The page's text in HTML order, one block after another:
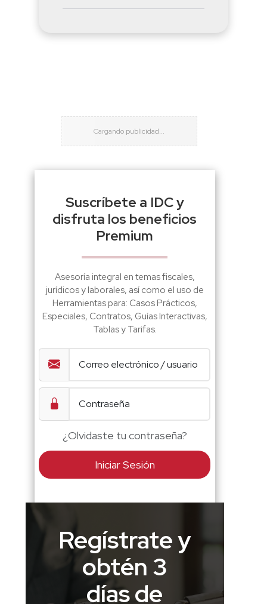
Suscríbete a IDC y
disfruta los beneficios
Premium
Asesoría integral en temas fiscales,
jurídicos y laborales, así como el uso de
Herramientas para: Casos Prácticos,
Especiales, Contratos, Guías Interactivas,
Tablas y Tarifas.
¿Olvidaste tu contraseña?
Iniciar Sesión
Regístrate y
obtén 3
días de